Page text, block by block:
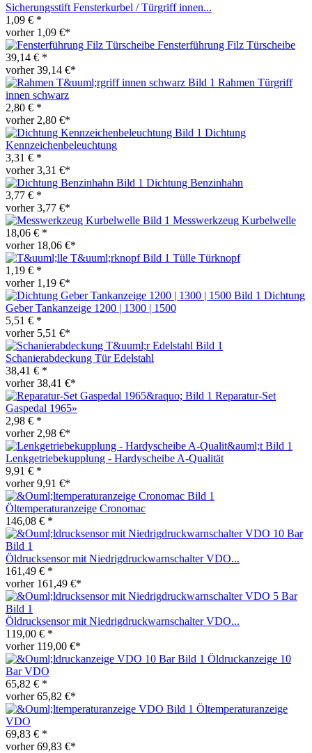
Sicherungsstift Fensterkurbel / Türgriff innen...
1,09 € *
vorher 1,09 €*
Fensterführung Filz Türscheibe
39,14 € *
vorher 39,14 €*
Rahmen Türgriff
innen schwarz
2,80 € *
vorher 2,80 €*
Dichtung
Kennzeichenbeleuchtung
3,31 € *
vorher 3,31 €*
Dichtung Benzinhahn
3,77 € *
vorher 3,77 €*
Messwerkzeug Kurbelwelle
18,06 € *
vorher 18,06 €*
Tülle Türknopf
1,19 € *
vorher 1,19 €*
Dichtung
Geber Tankanzeige 1200 | 1300 | 1500
5,51 € *
vorher 5,51 €*
Schanierabdeckung Tür Edelstahl
38,41 € *
vorher 38,41 €*
Reparatur-Set
Gaspedal 1965»
2,98 € *
vorher 2,98 €*
Lenkgetriebekupplung - Hardyscheibe A-Qualität
9,91 € *
vorher 9,91 €*
Öltemperaturanzeige Cronomac
146,08 € *
Öldrucksensor mit Niedrigdruckwarnschalter VDO...
161,49 € *
vorher 161,49 €*
Öldrucksensor mit Niedrigdruckwarnschalter VDO...
119,00 € *
vorher 119,00 €*
Öldruckanzeige 10
Bar VDO
65,82 € *
vorher 65,82 €*
Öltemperaturanzeige
VDO
69,83 € *
vorher 69,83 €*